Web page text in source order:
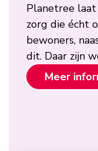
Planetree
zorg die écht
bewoners,
dit. Daar zijn
Meer